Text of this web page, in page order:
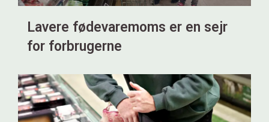
Lavere fødevaremoms er en sejr
for forbrugerne